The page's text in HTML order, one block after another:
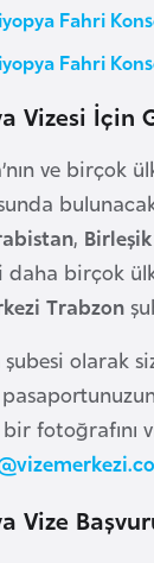
Fahri
Fahri
Vizesi İçin
ve birçok
,
birçok
Trabzon
şubesi olarak
fotoğrafını
Vize